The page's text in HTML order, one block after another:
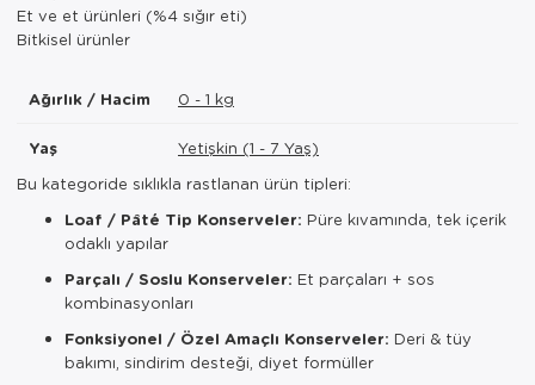
Et ve et ürünleri (%4 sığır eti)
Bitkisel ürünler
Ağırlık / Hacim 0 - 1 kg
Yaş
Yetişkin (1 - 7 Yaş)
Bu kategoride sıklıkla rastlanan ürün tipleri:
Loaf / Pâté Tip Konserveler: Püre kıvamında, tek içerik
odaklı yapılar
Parçalı / Soslu Konserveler: Et parçaları + sos
kombinasyonları
Fonksiyonel / Özel Amaçlı Konserveler: Deri & tüy
bakımı, sindirim desteği, diyet formüller